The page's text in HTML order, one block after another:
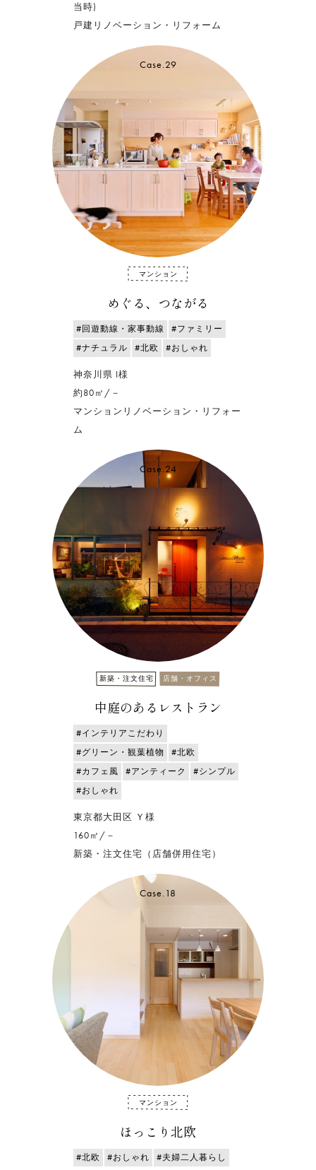
当時)
戸建リノベーション・リフォーム
Case.29
マンション
めぐる、つながる
#回遊動線・家事動線
#ファミリー
#ナチュラル
#北欧 #おしゃれ
神奈川県 I様
約80㎡/－
マンションリノベーション・リフォー
ム
Case.24
新築・注文住宅 店舗・オフィス
中庭のあるレストラン
#インテリアこだわり
#グリーン・観葉植物
#北欧
#カフェ風
#アンティーク
#シンプル
#おしゃれ
東京都大田区 Ｙ様
160㎡/－
新築・注文住宅（店舗併用住宅）
Case.18
マンション
ほっこり北欧
#北欧 #おしゃれ #夫婦二人暮らし